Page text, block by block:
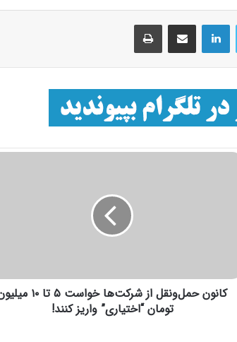
لینکداین
کانون حمل‌ونقل از شرکت‌ها خواست ۵ تا
تومان “اختیاری” واریز کنند!